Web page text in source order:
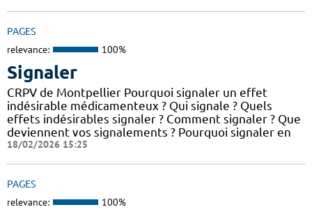
PAGES
relevance: 100%
Signaler
CRPV de Montpellier Pourquoi signaler un effet
indésirable médicamenteux ? Qui signale ? Quels
effets indésirables signaler ? Comment signaler ? Que
deviennent vos signalements ? Pourquoi signaler en
18/02/2026 15:25
PAGES
relevance: 100%